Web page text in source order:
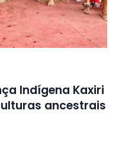
Indígena Kaxiri
ancestrais